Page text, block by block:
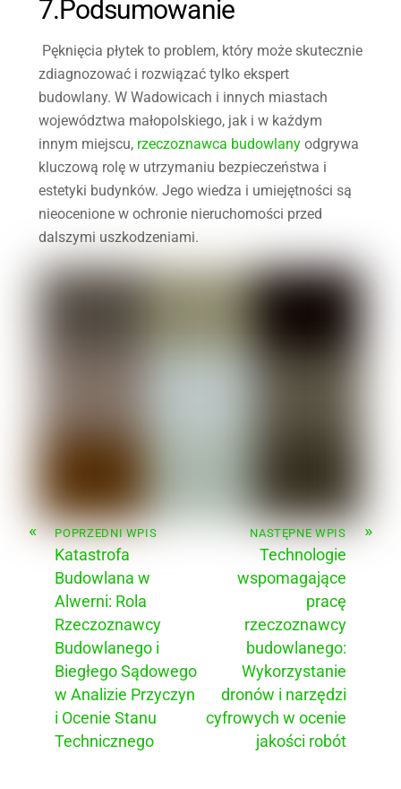
7.Podsumowanie
Pęknięcia płytek to problem, który może skutecznie
zdiagnozować i rozwiązać tylko ekspert
budowlany. W Wadowicach i innych miastach
województwa małopolskiego, jak i w każdym
innym miejscu, rzeczoznawca budowlany odgrywa
kluczową rolę w utrzymaniu bezpieczeństwa i
estetyki budynków. Jego wiedza i umiejętności są
nieocenione w ochronie nieruchomości przed
dalszymi uszkodzeniami.
« POPRZEDNI WPIS
Katastrofa
Budowlana w
Alwerni: Rola
Rzeczoznawcy
Budowlanego i
Biegłego Sądowego
w Analizie Przyczyn
i Ocenie Stanu
Technicznego
»
NASTĘPNE WPIS
Technologie
wspomagające
pracę
rzeczoznawcy
budowlanego:
Wykorzystanie
dronów i narzędzi
cyfrowych w ocenie
jakości robót